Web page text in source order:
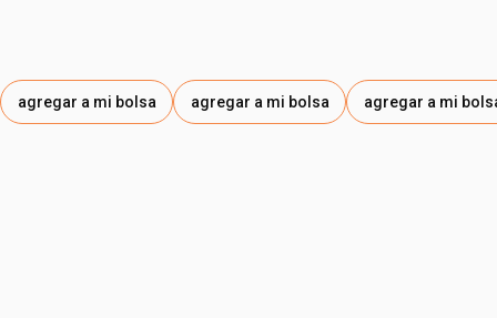
agregar a mi bolsa agregar a mi bolsa agregar a mi